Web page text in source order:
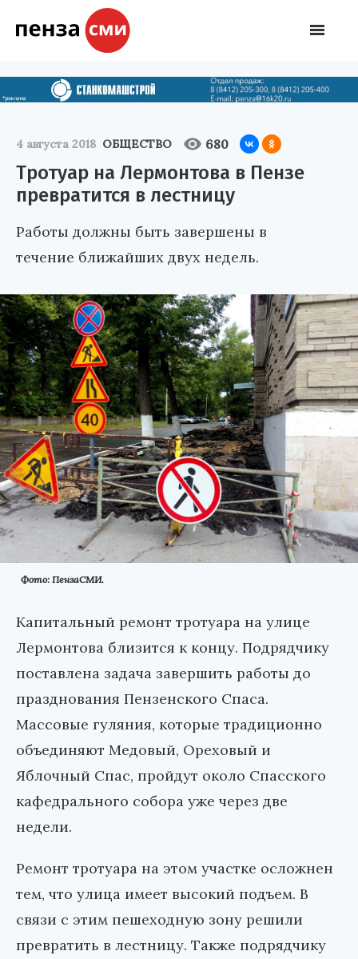
4 августа 2018 ОБЩЕСТВО 680
Тротуар на Лермонтова в Пензе
превратится в лестницу
Работы должны быть завершены в
течение ближайших двух недель.
Фото: ПензаСМИ.
Капитальный ремонт тротуара на улице
Лермонтова близится к концу. Подрядчику
поставлена задача завершить работы до
празднования Пензенского Спаса.
Массовые гуляния, которые традиционно
объединяют Медовый, Ореховый и
Яблочный Спас, пройдут около Спасского
кафедрального собора уже через две
недели.
Ремонт тротуара на этом участке осложнен
тем, что улица имеет высокий подъем. В
связи с этим пешеходную зону решили
превратить в лестницу. Также подрядчику